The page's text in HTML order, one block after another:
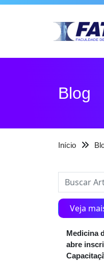
Blog
Início
Veja
Medicina
abre